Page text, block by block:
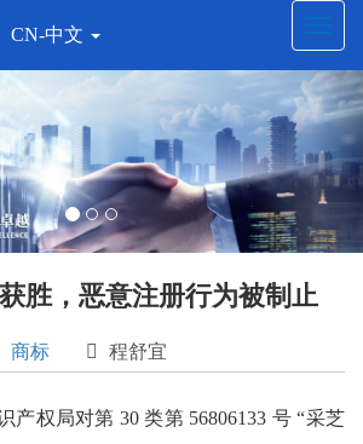
CN-中文
胜，恶意注册行为被制止
商标  程舒宜
产权局对第 30 类第 56806133 号 “采芝